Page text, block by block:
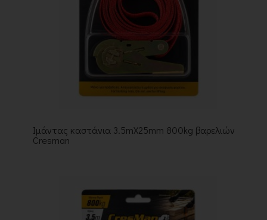
Ιμάντας καστάνια 3.5mX25mm 800kg βαρελιών
Cresman